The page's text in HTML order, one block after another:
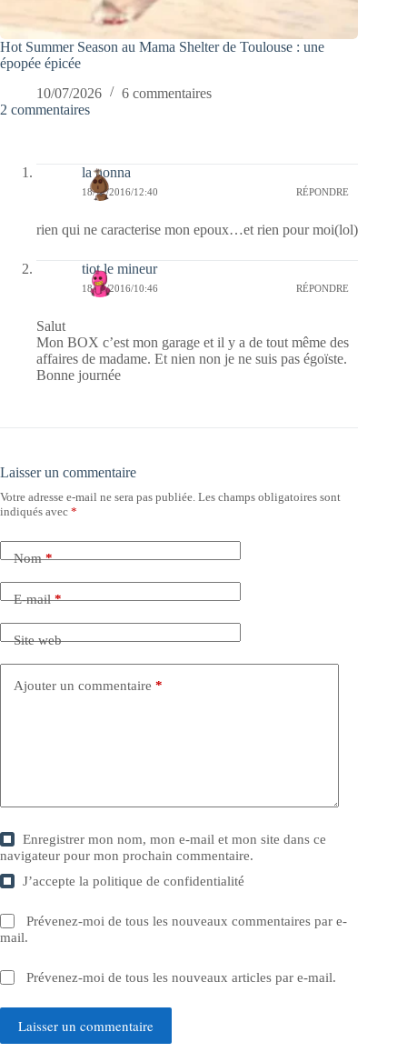
Hot Summer Season au Mama Shelter de Toulouse : une
épopée épicée
10/07/2026
6 commentaires
2 commentaires
la nonna
18/11/2016/12:40 RÉPONDRE
rien qui ne caracterise mon epoux…et rien pour moi(lol)
tiot le mineur
18/11/2016/10:46 RÉPONDRE
Salut
Mon BOX c’est mon garage et il y a de tout même des
affaires de madame. Et nien non je ne suis pas égoïste.
Bonne journée
Laisser un commentaire
Votre adresse e-mail ne sera pas publiée. Les champs obligatoires sont
indiqués avec *
Nom*
E-mail*
Site web
Ajouter un commentaire *
Enregistrer mon nom, mon e-mail et mon site dans ce
navigateur pour mon prochain commentaire.
J’accepte lapolitique de confidentialité
Prévenez-moi de tous les nouveaux commentaires par e-
mail.
Prévenez-moi de tous les nouveaux articles par e-mail.
Laisser un commentaire